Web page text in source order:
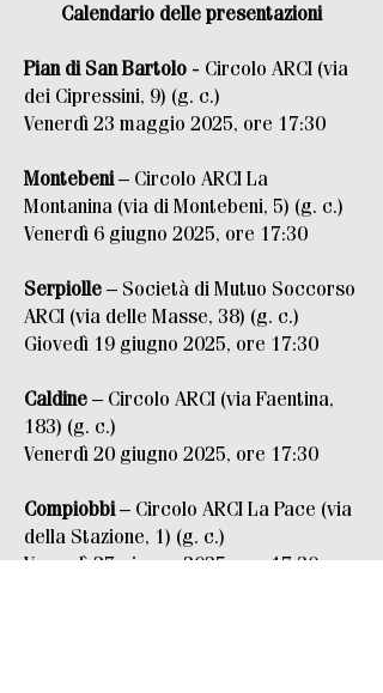
Calendario delle presentazioni
Pian di San Bartolo - Circolo ARCI (via
dei Cipressini, 9) (g. c.)
Venerdì 23 maggio 2025, ore 17:30
Montebeni– Circolo ARCI La
Montanina (via di Montebeni, 5) (g. c.)
Venerdì 6 giugno 2025, ore 17:30
Serpiolle – Società di Mutuo Soccorso
ARCI (via delle Masse, 38) (g. c.)
Giovedì 19 giugno 2025, ore 17:30
Caldine – Circolo ARCI (via Faentina,
183) (g. c.)
Venerdì 20 giugno 2025, ore 17:30
Compiobbi– Circolo ARCI La Pace (via
della Stazione, 1) (g. c.)
Venerdì 27 giugno 2025, ore 17:30